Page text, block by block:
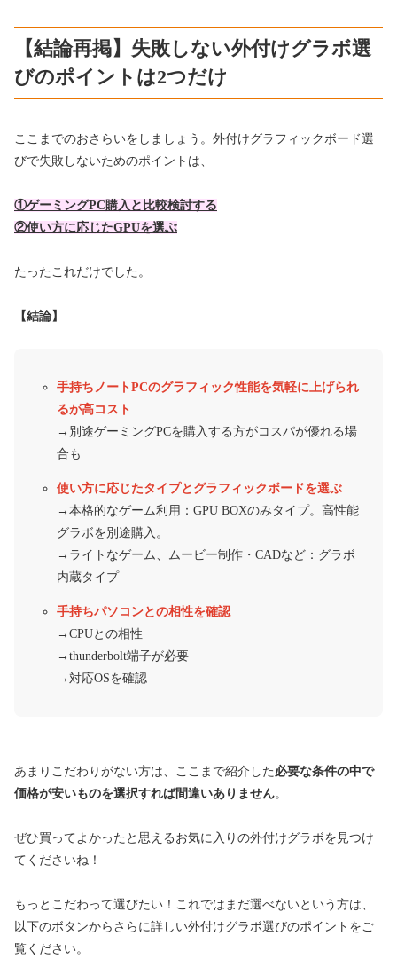
【結論再掲】失敗しない外付けグラボ選
びのポイントは2つだけ
ここまでのおさらいをしましょう。外付けグラフィックボード選
びで失敗しないためのポイントは、
①ゲーミングPC購入と比較検討する
②使い方に応じたGPUを選ぶ
たったこれだけでした。
【結論】
手持ちノートPCのグラフィック性能を気軽に上げられ
るが高コスト
→別途ゲーミングPCを購入する方がコスパが優れる場
合も
使い方に応じたタイプとグラフィックボードを選ぶ
→本格的なゲーム利用：GPU BOXのみタイプ。高性能
グラボを別途購入。
→ライトなゲーム、ムービー制作・CADなど：グラボ
内蔵タイプ
手持ちパソコンとの相性を確認
→CPUとの相性
→thunderbolt端子が必要
→対応OSを確認
あまりこだわりがない方は、ここまで紹介した 必要な条件の中で
価格が安いものを選択すれば間違いありません。
ぜひ買ってよかったと思えるお気に入りの外付けグラボを見つけ
てくださいね！
もっとこだわって選びたい！これではまだ選べないという方は、
以下のボタンからさらに詳しい外付けグラボ選びのポイントをご
覧ください。